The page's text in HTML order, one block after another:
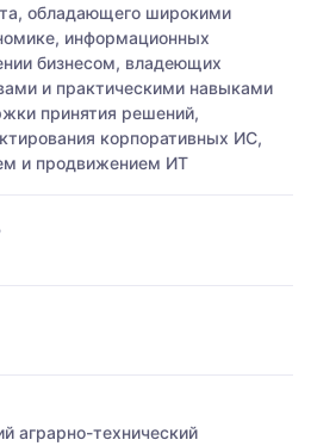
обладающего широкими
информационных
бизнесом, владеющих
и практическими навыками
принятия решений,
корпоративных ИС,
и продвижением ИТ
аграрно-технический